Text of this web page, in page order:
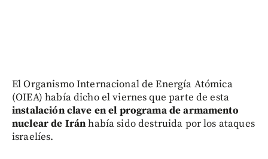
El Organismo Internacional de Energía Atómica
(OIEA) había dicho el viernes que parte de esta
instalación clave en el programa de armamento
nuclear de Iránhabía sido destruida por los ataques
israelíes.